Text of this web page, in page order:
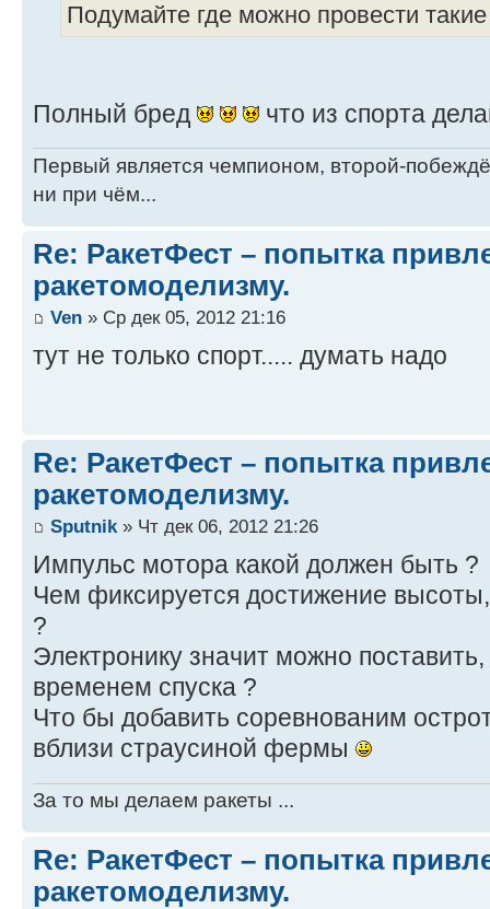
Подумайте где можно провести такие
Полный бред что из спорта
Первый является чемпионом, второй-
ни при чём...
Re: РакетФест – попытка
ракетомоделизму.
Ven » Ср дек 05, 2012 21:16
тут не только спорт..... думать надо
Re: РакетФест – попытка
ракетомоделизму.
Sputnik» Чт дек 06, 2012 21:26
Импульс мотора какой должен быть ?
Чем фиксируется достижение
?
Электронику значит можно
временем спуска ?
Что бы добавить соревнованим
вблизи страусиной фермы
За то мы делаем ракеты ...
Re: РакетФест – попытка
ракетомоделизму.